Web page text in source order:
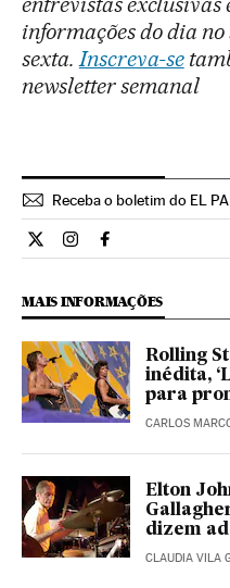
informações do dia no
sexta. Inscreva-se
newsletter semanal
Receba o boletim do EL
Cultura El País Brasil en
Cultura El País Brasil
Cultura El País
MAIS INFORMAÇÕES
Rolling
inédita,
para
CARLOS
Elton
dizem
CLAUDIA VILA